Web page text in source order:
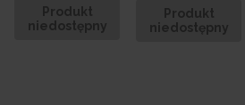
Produkt
niedostępny
Produkt
niedostępny